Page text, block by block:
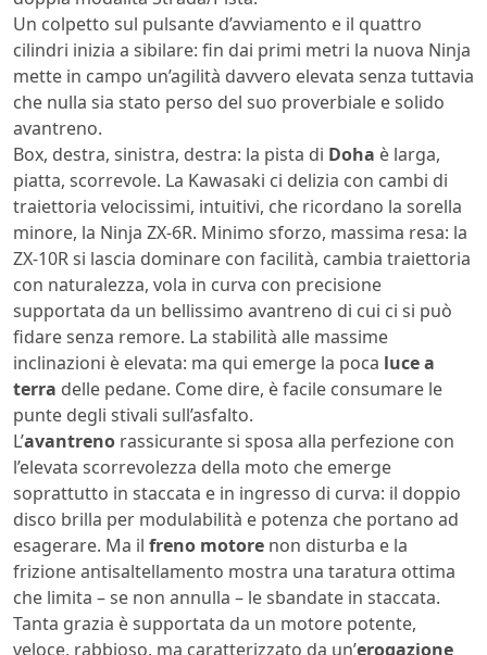
Un colpetto sul pulsante d’avviamento e il quattro
cilindri inizia a sibilare: fin dai primi metri la nuova Ninja
mette in campo un’agilità davvero elevata senza tuttavia
che nulla sia stato perso del suo proverbiale e solido
avantreno.
Box, destra, sinistra, destra: la pista di Doha è larga,
piatta, scorrevole. La Kawasaki ci delizia con cambi di
traiettoria velocissimi, intuitivi, che ricordano la sorella
minore, la Ninja ZX-6R. Minimo sforzo, massima resa: la
ZX-10R si lascia dominare con facilità, cambia traiettoria
con naturalezza, vola in curva con precisione
supportata da un bellissimo avantreno di cui ci si può
fidare senza remore. La stabilità alle massime
inclinazioni è elevata: ma qui emerge la poca luce a
terra delle pedane. Come dire, è facile consumare le
punte degli stivali sull’asfalto.
L’avantreno rassicurante si sposa alla perfezione con
l’elevata scorrevolezza della moto che emerge
soprattutto in staccata e in ingresso di curva: il doppio
disco brilla per modulabilità e potenza che portano ad
esagerare. Ma il freno motore non disturba e la
frizione antisaltellamento mostra una taratura ottima
che limita – se non annulla – le sbandate in staccata.
Tanta grazia è supportata da un motore potente,
veloce, rabbioso, ma caratterizzato da un’erogazione